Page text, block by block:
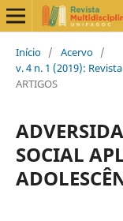
Início / Acervo /
v. 4 n. 1 (2019):
ARTIGOS
SOCIAL